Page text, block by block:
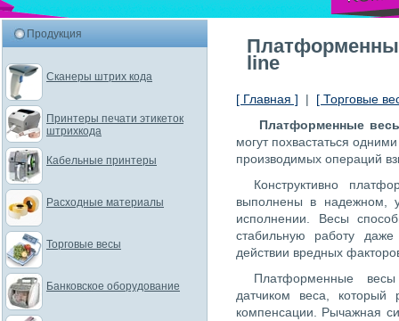
line
[ Главная ] | [ Торговые
Платформенные
могут похвастаться
производимых операций
Конструктивно
выполнены в надежном,
исполнении. Весы
стабильную работу
действии вредных
Платформенные
датчиком веса, который
компенсации. Рычажная
Продукция
Сканеры штрих кода
Принтеры печати этикеток
штрихкода
Кабельные принтеры
Расходные материалы
Торговые весы
Банковское оборудование